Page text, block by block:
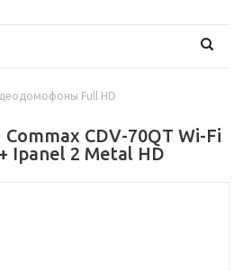
Full HD
CDV-70QT Wi-Fi
Ipanel 2 Metal HD